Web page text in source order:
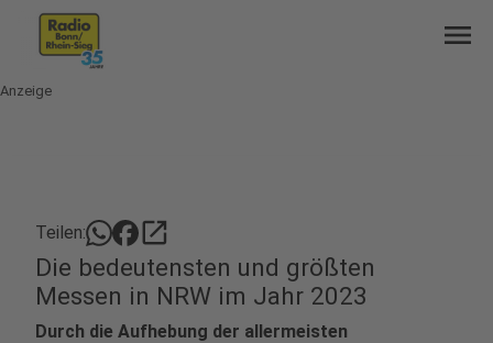
menu
Anzeige
Teilen: open_in_new
Die bedeutensten und größten
Messen in NRW im Jahr 2023
Durch die Aufhebung der allermeisten